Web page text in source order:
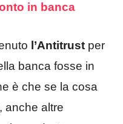
in banca
l’Antitrust per
banca fosse in
è che se la cosa
anche altre